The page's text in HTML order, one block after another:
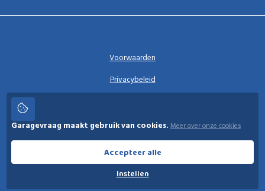
Garagevraag
© 2026 Garagevraag - V1.3.5 - Alle rechten voorbehouden
Voorwaarden
Privacybeleid
Garagevraag maakt gebruik van cookies.Meer over onze cookies
Accepteer alle
Instellen